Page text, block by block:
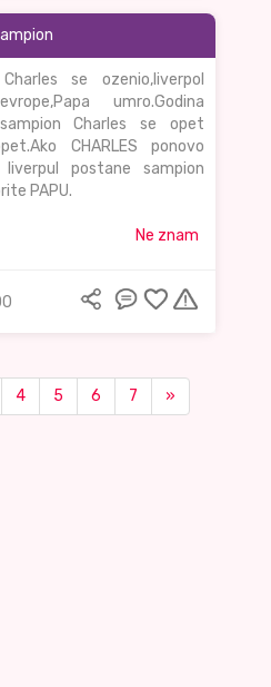
se ozenio,liverpol
umro.Godina
Charles se opet
CHARLES ponovo
postane sampion
PAPU.
Ne znam
4 5 6 7 »